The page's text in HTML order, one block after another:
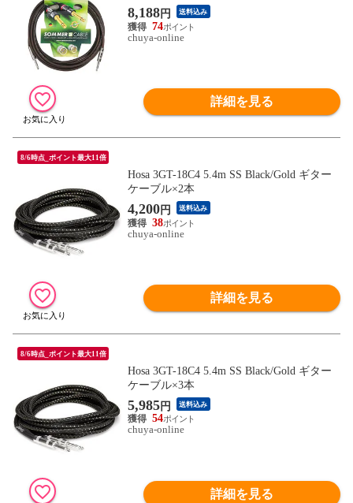
ル
8,188円 送料込み
74
chuya-online
詳細を見る
8/6時点_ポイント最大11倍
Hosa 3GT-18C4 5.4m SS Black/Gold ギター
ケーブル×2本
4,200円 送料込み
38
chuya-online
詳細を見る
8/6時点_ポイント最大11倍
Hosa 3GT-18C4 5.4m SS Black/Gold ギター
ケーブル×3本
5,985円 送料込み
54
chuya-online
詳細を見る